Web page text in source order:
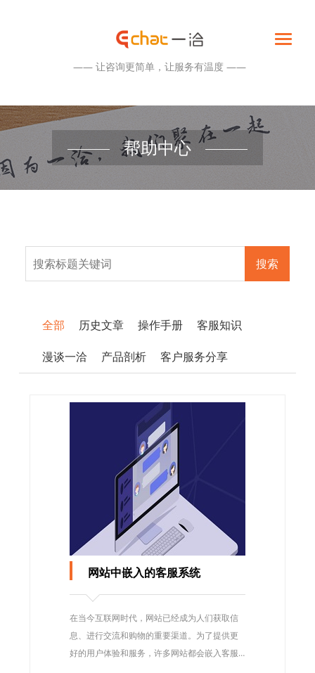
—— 让咨询更简单，让服务有温度 ——
帮助中心
搜索
全部 历史文章 操作手册 客服知识
漫谈一洽 产品剖析 客户服务分享
网站中嵌入的客服系统
在当今互联网时代，网站已经成为人们获取信
息、进行交流和购物的重要渠道。为了提供更
好的用户体验和服务，许多网站都会嵌入客服